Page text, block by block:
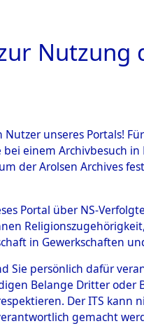
0015
Nutzung
unseres Portals!
einem Archivbesuch
der Arolsen Archives
Portal über NS-
in Gewerkschaften
Sie persönlich dafür
Belange Dritter
Der ITS
gemacht